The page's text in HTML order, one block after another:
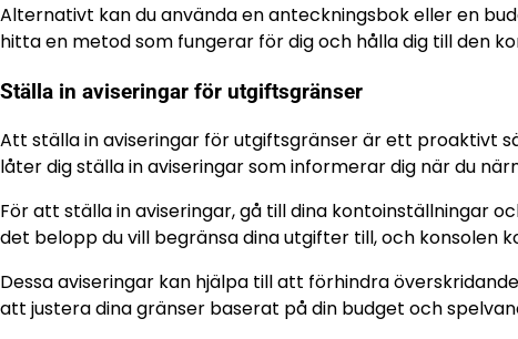
Alternativt kan du använda en anteckningsbok eller en
hitta en metod som fungerar för dig och hålla dig till den
Ställa in aviseringar för utgiftsgränser
Att ställa in aviseringar för utgiftsgränser är ett proaktivt
låter dig ställa in aviseringar som informerar dig när du
För att ställa in aviseringar, gå till dina kontoinställningar
det belopp du vill begränsa dina utgifter till, och konsolen
Dessa aviseringar kan hjälpa till att förhindra
att justera dina gränser baserat på din budget och